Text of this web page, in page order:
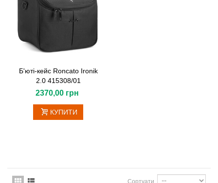
Б'юті-кейс Roncato Ironik
2.0 415308/01
2370,00 грн
КУПИТИ
Сортуати